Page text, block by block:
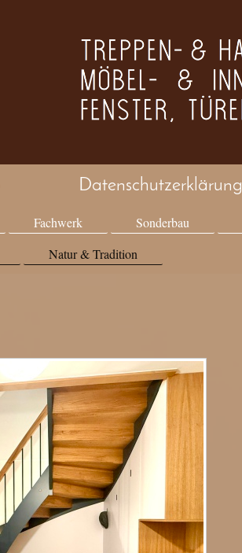
Datenschutzerklärung
Fachwerk Sonderbau
Natur & Tradition